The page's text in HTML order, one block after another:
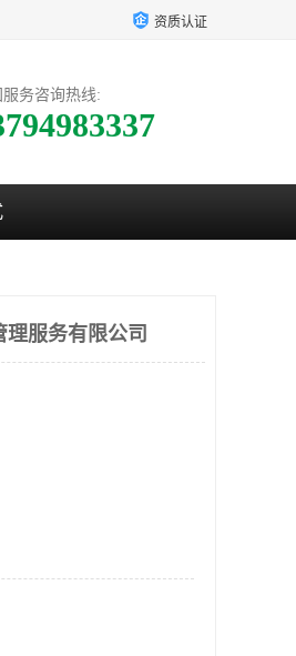
资质认证
服务咨询热线:
服务有限公司